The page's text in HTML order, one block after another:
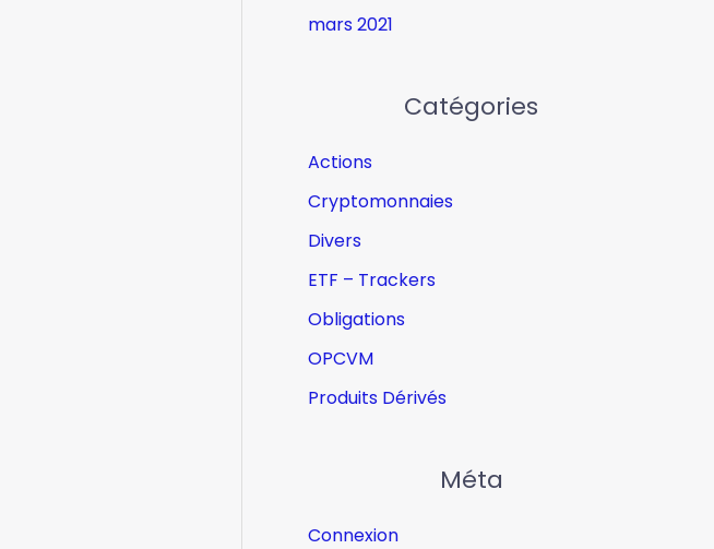
mars 2021
Catégories
Actions
Cryptomonnaies
Divers
ETF – Trackers
Obligations
OPCVM
Produits Dérivés
Méta
Connexion